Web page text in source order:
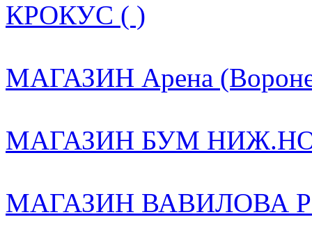
КРОКУС ( )
МАГАЗИН Арена
МАГАЗИН БУМ
МАГАЗИН ВАВИЛОВА